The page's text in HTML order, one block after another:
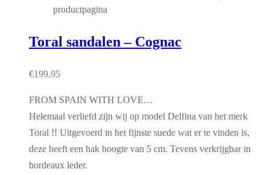
productpagina
Toral sandalen – Cognac
€199.95
FROM SPAIN WITH LOVE…
Helemaal verliefd zijn wij op model Delfina van het merk
Toral !! Uitgevoerd in het fijnste suede wat er te vinden is,
deze heeft een hak hoogte van 5 cm. Tevens verkrijgbar in
bordeaux leder.